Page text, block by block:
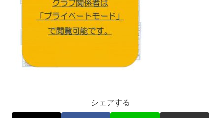
シェアする